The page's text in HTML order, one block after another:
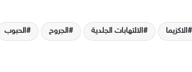
الاكزيما الالتهابات الجلدية الجروح الحبوب